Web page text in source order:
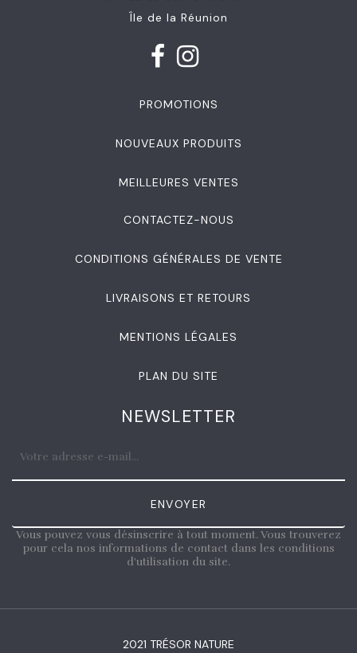
Île de la Réunion
PROMOTIONS
NOUVEAUX PRODUITS
MEILLEURES VENTES
CONTACTEZ-NOUS
CONDITIONS GÉNÉRALES DE VENTE
LIVRAISONS ET RETOURS
MENTIONS LÉGALES
PLAN DU SITE
NEWSLETTER
ENVOYER
Vous pouvez vous désinscrire à tout moment. Vous trouverez
pour cela nos informations de contact dans les conditions
d'utilisation du site.
2021 TRÉSOR NATURE